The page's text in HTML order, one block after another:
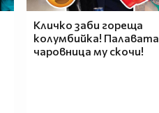
Кличко заби гореща
колумбийка! Палавата
чаровница му скочи!